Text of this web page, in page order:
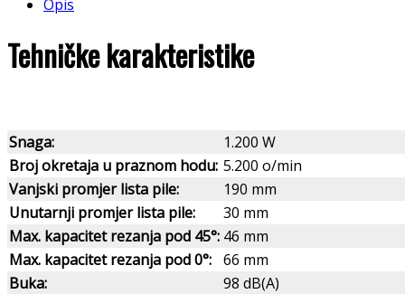
Opis
Tehničke karakteristike
Snaga:
1.200 W
Broj okretaja u praznom hodu: 5.200 o/min
Vanjski promjer lista pile:
190 mm
Unutarnji promjer lista pile:
30 mm
Max. kapacitet rezanja pod 45°: 46 mm
Max. kapacitet rezanja pod 0°: 66 mm
Buka:
98 dB(A)